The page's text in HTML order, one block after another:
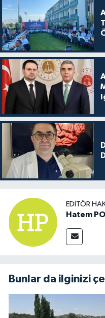
EDITÖR
Hatem
Bunlar da ilginizi